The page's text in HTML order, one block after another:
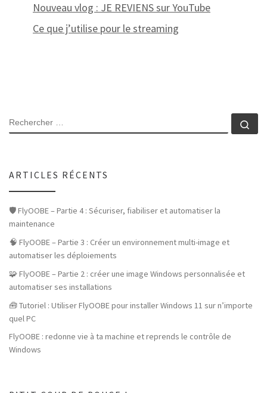
Nouveau vlog : JE REVIENS sur YouTube
Ce que j’utilise pour le streaming
SEARCH
ARTICLES RÉCENTS
🛡️ FlyOOBE – Partie 4 : Sécuriser, fiabiliser et automatiser la
maintenance
🧠 FlyOOBE – Partie 3 : Créer un environnement multi-image et
automatiser les déploiements
🧩 FlyOOBE – Partie 2 : créer une image Windows personnalisée et
automatiser ses installations
🧰 Tutoriel : Utiliser FlyOOBE pour installer Windows 11 sur n’importe
quel PC
FlyOOBE : redonne vie à ta machine et reprends le contrôle de
Windows